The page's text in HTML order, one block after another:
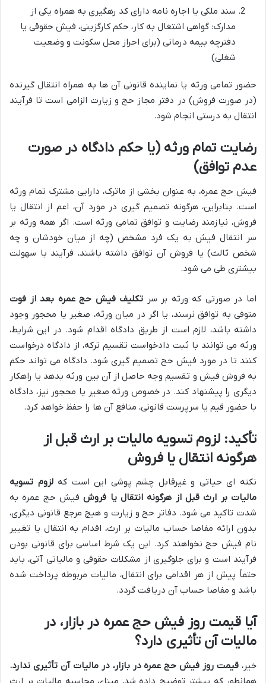
سند ملکی یا اجاره نامه دارای کد رهگیری به همراه یکی از
مدارک: گواهی اشتغال به کار، حکم کارگزینی، فیش حقوقی یا
دفترچه بیمه درمانی (برای احراز محل سکونت و وضعیت
شغلی)
حضور تمامی ورثه یا نماینده قانونی آن ها به همراه انتقال گیرنده
(در صورت فروش) در دفتر مجاز حج و زیارت الزامی است تا فرآیند
انتقال به درستی انجام شود.
رضایت تمام ورثه (یا حکم دادگاه در صورت
عدم توافق)
فیش حج عمره، به عنوان بخشی از ماترک، دارایی مشترک تمام ورثه
است. بنابراین، هرگونه تصمیم گیری در مورد آن، اعم از انتقال یا
فروش، نیازمند رضایت و توافق تمامی ورثه است. اگر همه ورثه بر
سر انتقال فیش به یک فرد مشخص (چه از میان خودشان و چه
شخص ثالث) یا فروش آن توافق داشته باشند، فرآیند با سهولت
بیشتری طی می شود.
اما در صورتی که ورثه بر سر تکلیف فیش حج عمره بعد از فوت
متوفی به توافق نرسند، یا اگر در میان ورثه، صغیر یا محجور وجود
داشته باشد، لازم است از طریق دادگاه اقدام شود. در این شرایط،
ورثه می توانند با ثبت دادخواست تقسیم ترکه، از دادگاه درخواست
کنند تا در مورد فیش حج تصمیم گیری شود. دادگاه می تواند حکم
به فروش فیش و تقسیم وجه حاصل از آن بین ورثه بدهد یا راهکار
دیگری را پیشنهاد کند. در خصوص ورثه صغیر یا محجور نیز، دادگاه
با حضور قیم یا سرپرست قانونی، منافع آن ها را حفظ خواهد کرد.
تأکید: لزوم تسویه مالیات بر ارث قبل از
هرگونه انتقال یا فروش
نکته ای حیاتی و غیرقابل چشم پوشی این است کهلزوم تسویه
مالیات بر ارث قبل از هرگونه انتقال یا فروشفیش حج عمره به
شدت تاکید می شود. دفاتر حج و زیارت و هیچ مرجع قانونی دیگری،
بدون ارائه مفاصا حساب مالیات بر ارث، اقدام به انتقال یا تغییر
نام فیش حج نخواهند کرد. این یک شرط اساسی برای قانونی بودن
فرآیند است و برای جلوگیری از مشکلات حقوقی و مالیاتی آتی، باید
حتماً پیش از هر اقدامی برای انتقال، مالیات مربوطه پرداخت شده
باشد و مفاصا حساب آن دریافت گردد.
آیا قیمت روز فیش حج عمره در بازار، در
مالیات آن تأثیری دارد؟
خیر، قیمت روز فیش حج عمره در بازار، در مالیات آن تأثیری ندارد.